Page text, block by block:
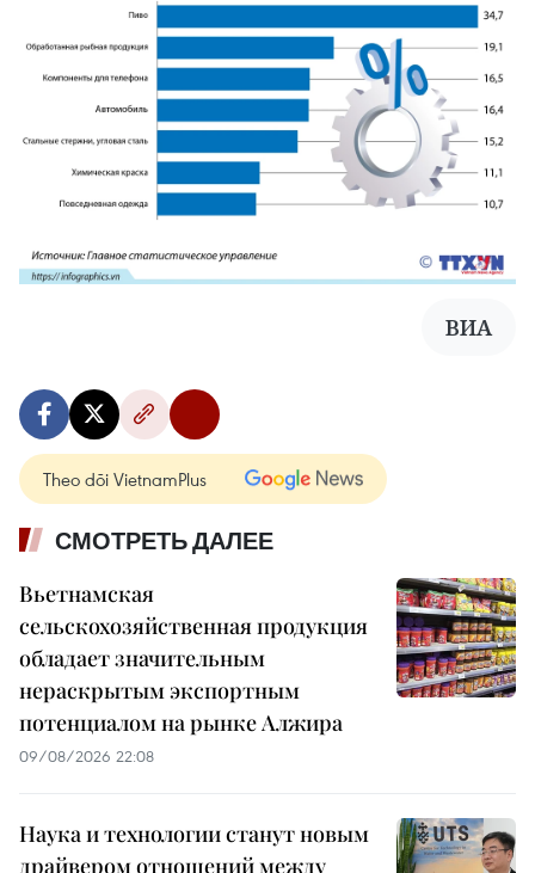
ВИА
Theo dõi VietnamPlus
СМОТРЕТЬ ДАЛЕЕ
Вьетнамская
сельскохозяйственная продукция
обладает значительным
нераскрытым экспортным
потенциалом на рынке Алжира
09/08/2026 22:08
Наука и технологии станут новым
драйвером отношений между